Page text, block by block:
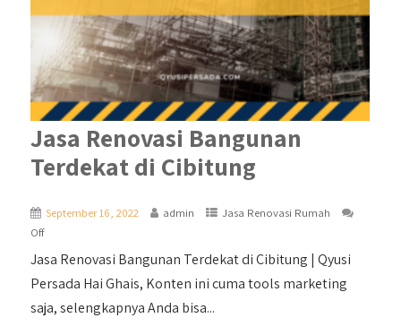
Jasa Renovasi Bangunan
Terdekat di Cibitung
September 16, 2022 admin
Jasa Renovasi Rumah
Off
Jasa Renovasi Bangunan Terdekat di Cibitung | Qyusi
Persada Hai Ghais, Konten ini cuma tools marketing
saja, selengkapnya Anda bisa...